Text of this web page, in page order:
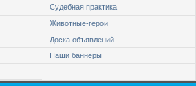
Судебная практика
Животные-герои
Доска объявлений
Наши баннеры